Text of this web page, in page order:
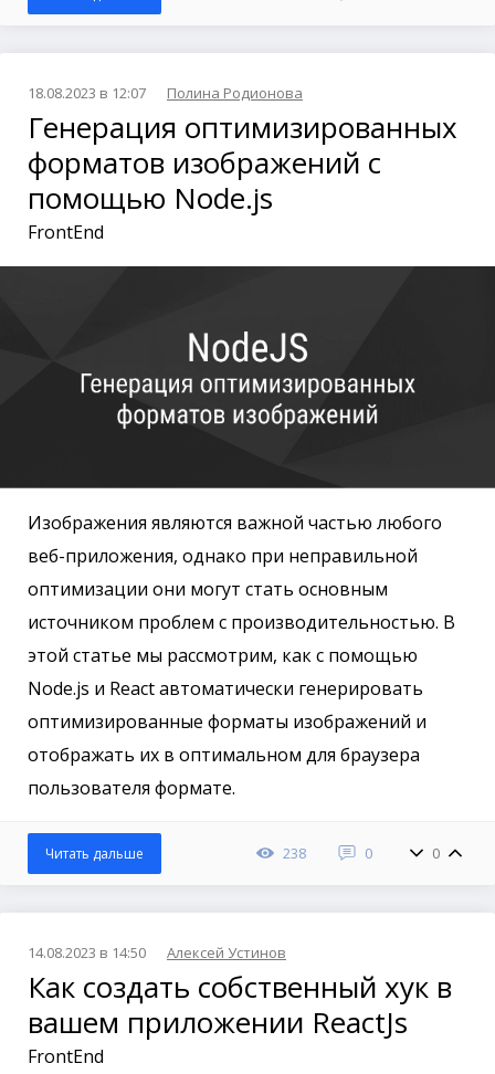
18.08.2023 в 12:07 Полина Родионова
Генерация оптимизированных
форматов изображений с
помощью Node.js
FrontEnd
Изображения являются важной частью любого
веб-приложения, однако при неправильной
оптимизации они могут стать основным
источником проблем с производительностью. В
этой статье мы рассмотрим, как с помощью
Node.js и React автоматически генерировать
оптимизированные форматы изображений и
отображать их в оптимальном для браузера
пользователя формате.
238 0 0
Читать дальше
14.08.2023 в 14:50 Алексей Устинов
Как создать собственный хук в
вашем приложении ReactJs
FrontEnd